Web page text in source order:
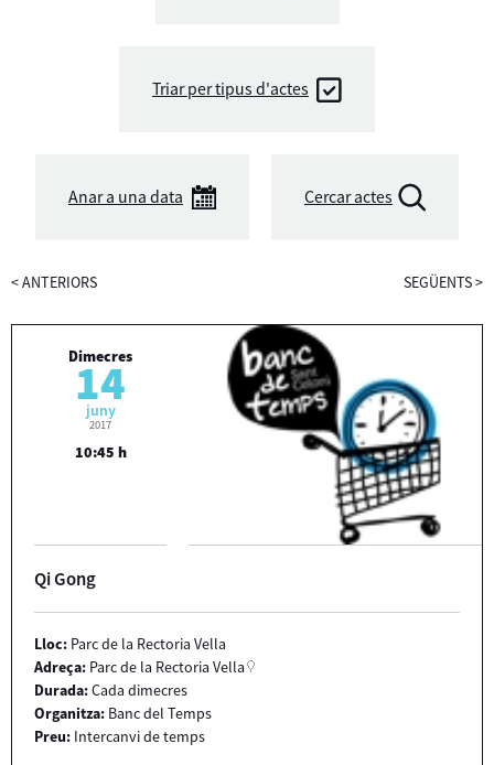
Triar per tipus d'actes
Anar a una data Cercar actes
<ANTERIORS SEGÜENTS>
Dimecres
14
juny
2017
10:45 h
Qi Gong
Lloc: Parc de la Rectoria Vella
Adreça: Parc de la Rectoria Vella
Durada:Cada dimecres
Organitza: Banc del Temps
Preu: Intercanvi de temps